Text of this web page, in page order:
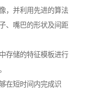
，并利用先进的算法
、嘴巴的形状及间距
存储的特征模板进行
在短时间内完成识